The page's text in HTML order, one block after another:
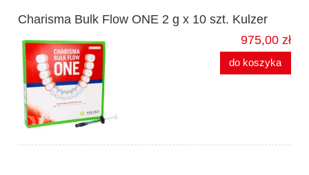
Charisma Bulk Flow ONE 2 g x 10 szt. Kulzer
975,00 zł
do koszyka